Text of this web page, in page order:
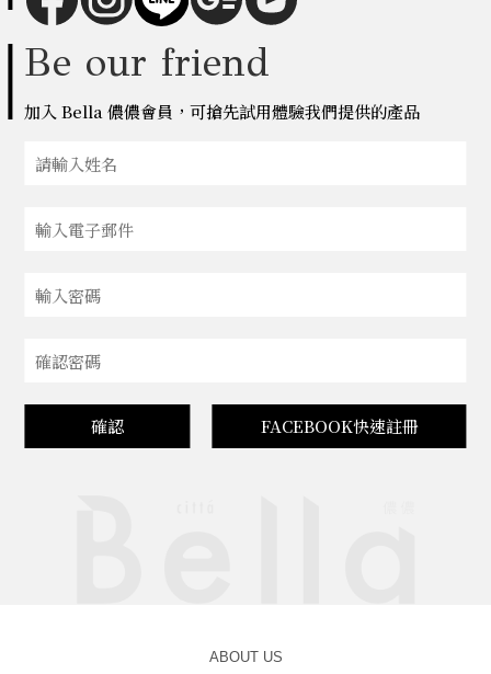
Be our friend
加入 Bella 儂儂會員，可搶先試用體驗我們提供的產品
確認 FACEBOOK快速註冊
ABOUT US